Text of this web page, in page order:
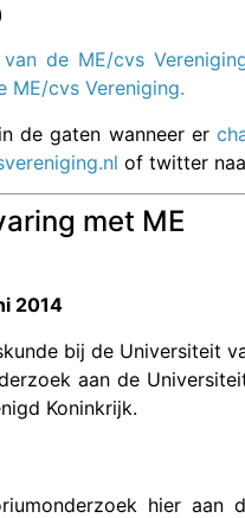
de ME/cvs
ME/cvs Vereniging.
de gaten wanneer er
of twitter
met ME
2014
bij de Universiteit
aan de
Koninkrijk.
hier aan